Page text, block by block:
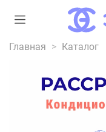
Главная Каталог